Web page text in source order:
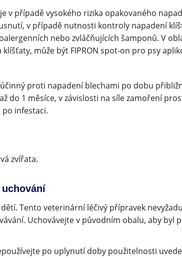
v případě vysokého rizika opakovaného
v případě nutnosti kontroly napadení
nebo zvláčňujících šamponů. V
může být FIPRON spot-on pro psy
proti napadení blechami po dobu
do 1 měsíce, v závislosti na síle zamoření
infestaci.
zvířata.
Tento veterinární léčivý přípravek
Uchovávejte v původním obalu, aby byl
po uplynutí doby použitelnosti